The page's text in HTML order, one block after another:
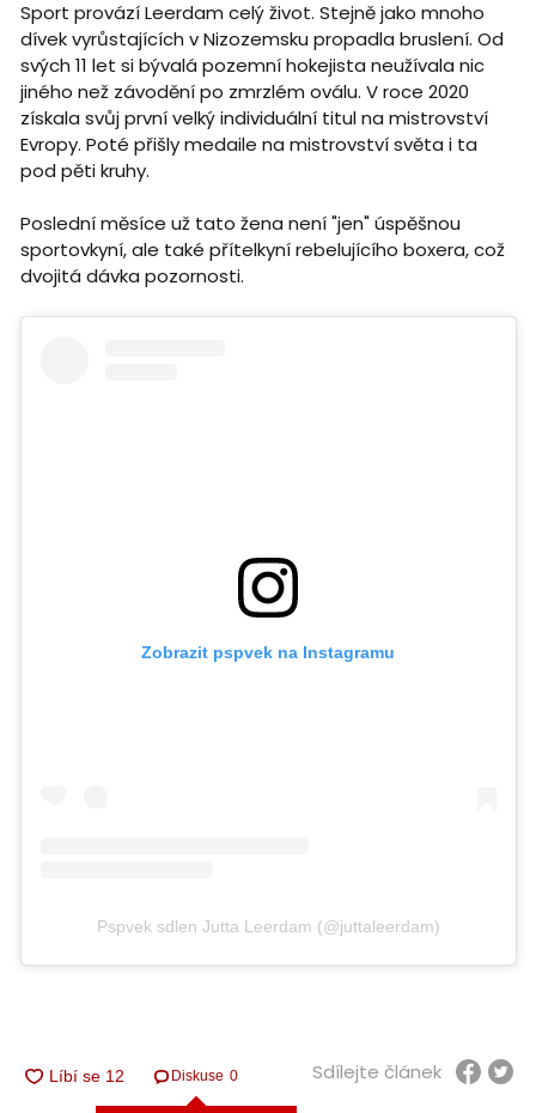
Sport provází Leerdam celý život. Stejně jako mnoho
dívek vyrůstajících v Nizozemsku propadla bruslení. Od
svých 11 let si bývalá pozemní hokejista neužívala nic
jiného než závodění po zmrzlém oválu. V roce 2020
získala svůj první velký individuální titul na mistrovství
Evropy. Poté přišly medaile na mistrovství světa i ta
pod pěti kruhy.
Poslední měsíce už tato žena není "jen" úspěšnou
sportovkyní, ale také přítelkyní rebelujícího boxera, což
dvojitá dávka pozornosti.
Zobrazit pspvek na Instagramu
Pspvek sdlen Jutta Leerdam (@juttaleerdam)
Diskuse 0 Sdílejte článek